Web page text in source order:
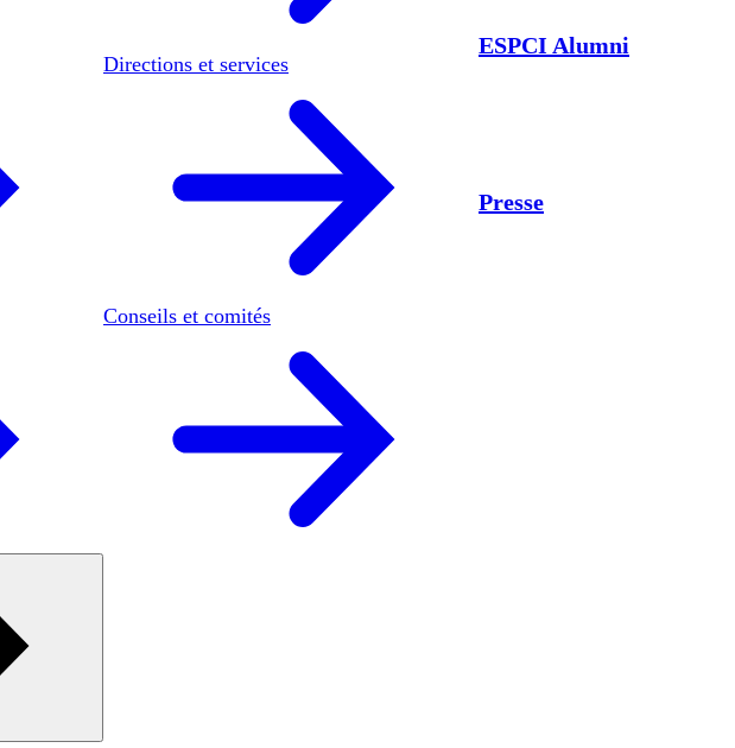
Directions et services
Conseils et comités
ESPCI Alumni
Presse